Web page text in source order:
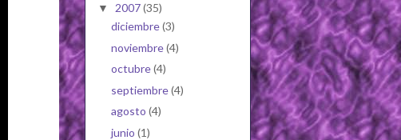
▼ 2007(35)
diciembre(3)
noviembre(4)
octubre(4)
septiembre(4)
agosto (4)
junio (1)